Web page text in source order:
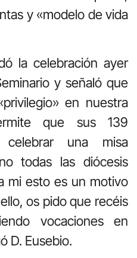
y «modelo de vida
la celebración ayer
y señaló que
en nuestra
que sus 139
celebrar una misa
todas las diócesis
mi esto es un motivo
os pido que recéis
vocaciones en
D. Eusebio.